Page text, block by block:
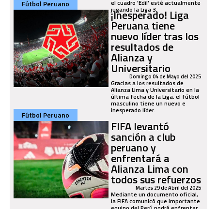
el cuadro 'Edil' esté actualmente
jugando la Liga 3.
Fútbol Peruano
¡Inesperado! Liga
Peruana tiene
nuevo líder tras los
resultados de
Alianza y
Universitario
Domingo 04 de Mayo del 2025
Gracias a los resultados de
Alianza Lima y Universitario en la
última fecha de la Liga, el fútbol
masculino tiene un nuevo e
inesperado líder.
Fútbol Peruano
FIFA levantó
sanción a club
peruano y
enfrentará a
Alianza Lima con
todos sus refuerzos
Martes 29 de Abril del 2025
Mediante un documento oficial,
la FIFA comunicó que importante